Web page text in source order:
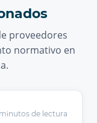
proveedores
normativo en
de lectura